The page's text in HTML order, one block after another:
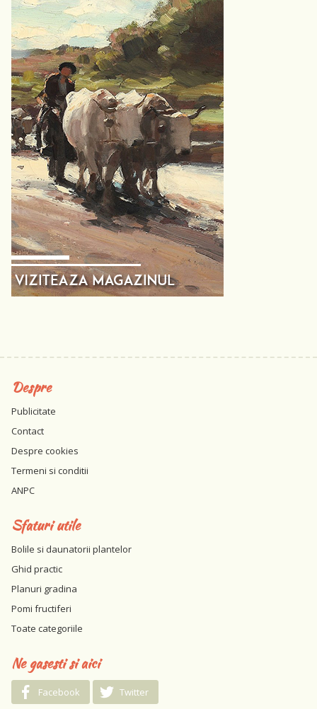
Despre
Publicitate
Contact
Despre cookies
Termeni si conditii
ANPC
Sfaturi utile
Bolile si daunatorii plantelor
Ghid practic
Planuri gradina
Pomi fructiferi
Toate categoriile
Ne gasesti si aici
Facebook Twitter